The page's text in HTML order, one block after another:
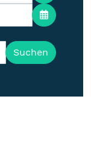
Suchen